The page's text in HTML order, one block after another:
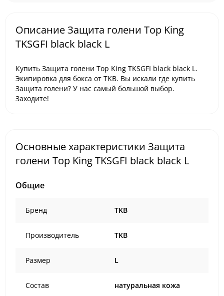
Описание Защита голени Top King
TKSGFI black black L
Купить Защита голени Top King TKSGFI black black L.
Экипировка для бокса от TKB. Вы искали где купить
Защита голени? У нас самый большой выбор.
Заходите!
Основные характеристики Защита
голени Top King TKSGFI black black L
Общие
Бренд TKB
Производитель TKB
Размер L
Состав натуральная кожа